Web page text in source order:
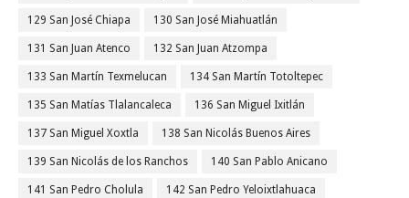
129 San José Chiapa 130 San José Miahuatlán
131 San Juan Atenco 132 San Juan Atzompa
133 San Martín Texmelucan 134 San Martín Totoltepec
135 San Matías Tlalancaleca 136 San Miguel Ixitlán
137 San Miguel Xoxtla 138 San Nicolás Buenos Aires
139 San Nicolás de los Ranchos 140 San Pablo Anicano
141 San Pedro Cholula 142 San Pedro Yeloixtlahuaca